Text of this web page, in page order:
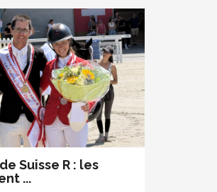
Suisse R : les
...